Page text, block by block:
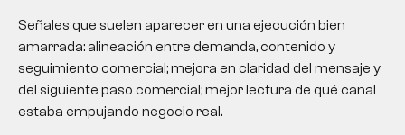
Señales que suelen aparecer en una ejecución bien
amarrada: alineación entre demanda, contenido y
seguimiento comercial; mejora en claridad del mensaje y
del siguiente paso comercial; mejor lectura de qué canal
estaba empujando negocio real.